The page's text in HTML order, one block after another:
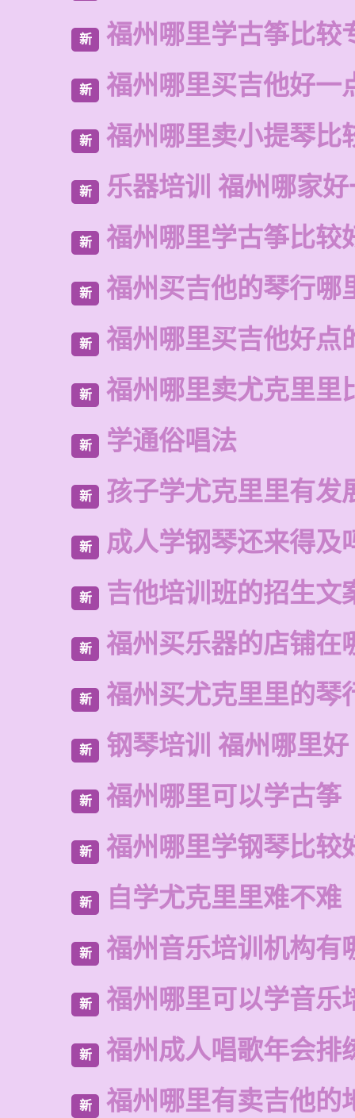
新 福州哪里学古筝比较
新 福州哪里买吉他好一
新 福州哪里卖小提琴比
新 乐器培训 福州哪家
新 福州哪里学古筝比较
新 福州买吉他的琴行哪
新 福州哪里买吉他好点
新 福州哪里卖尤克里里
新 学通俗唱法
新 孩子学尤克里里有发
新 成人学钢琴还来得及
新 吉他培训班的招生文
新 福州买乐器的店铺在
新 福州买尤克里里的琴
新 钢琴培训 福州哪里好
新 福州哪里可以学古筝
新 福州哪里学钢琴比较
新 自学尤克里里难不难
新 福州音乐培训机构有
新 福州哪里可以学音乐
新 福州成人唱歌年会排
新 福州哪里有卖吉他的